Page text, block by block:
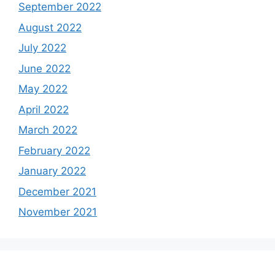
September 2022
August 2022
July 2022
June 2022
May 2022
April 2022
March 2022
February 2022
January 2022
December 2021
November 2021